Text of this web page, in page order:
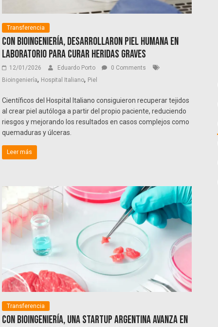
Transferencia
Con bioingeniería, desarrollaron piel humana en
laboratorio para curar heridas graves
12/01/2026 Eduardo Porto
0 Comments
Bioingeniería, Hospital Italiano, Piel
Científicos del Hospital Italiano consiguieron recuperar tejidos
al crear piel autóloga a partir del propio paciente, reduciendo
riesgos y mejorando los resultados en casos complejos como
quemaduras y úlceras.
Leer más
Transferencia
Con bioingeniería, una startup argentina avanza en